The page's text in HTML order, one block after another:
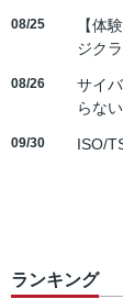
08/25
【体
ジクラ
08/26
サイ
らな
09/30 ISO/
ランキング